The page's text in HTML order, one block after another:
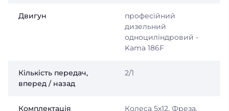
Двигун
професійний
дизельний
одноциліндровий -
Kama 186F
Кількість передач,
вперед / назад
2/1
Комплектація Колеса 5х12, Фреза,